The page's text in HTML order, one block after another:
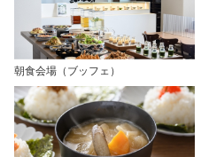
朝食会場（ブッフェ）